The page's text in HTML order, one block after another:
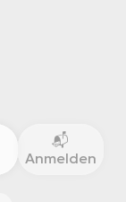
Anmelden